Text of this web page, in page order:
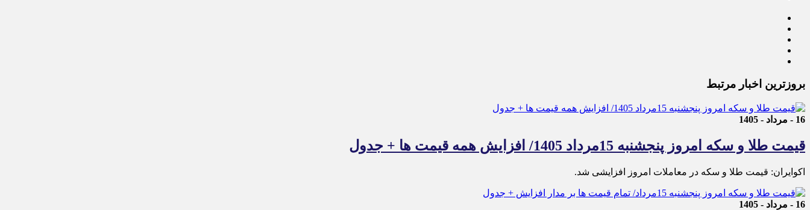
بروزترین اخبار مرتبط
16 - مرداد - 1405
قیمت طلا و سکه امروز پنجشنبه 15مرداد 1405/ افزایش همه قیمت ها + جدول
اکوایران: قیمت طلا و سکه در معاملات امروز افزایشی شد.
16 - مرداد - 1405